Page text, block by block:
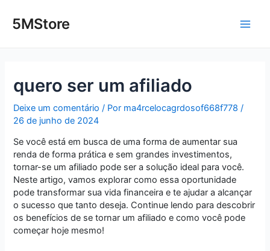
para5MStore
quero ser um afiliado
Deixe um comentário / Por ma4rcelocagrdosof668f778/
26 de junho de 2024
Se você está em busca de uma forma de aumentar sua
renda de forma prática e sem grandes investimentos,
tornar-se um afiliado pode ser a solução ideal para você.
Neste artigo, vamos explorar como essa oportunidade
pode transformar sua vida financeira e te ajudar a alcançar
o sucesso que tanto deseja. Continue lendo para descobrir
os benefícios de se tornar um afiliado e como você pode
começar hoje mesmo!
navigation